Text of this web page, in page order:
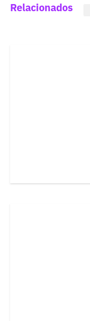
Relacionados